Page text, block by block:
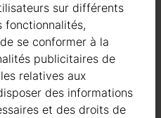
domaine de la fabrication
Au cours de ces
les meilleurs
exclusivement du
provenant de forêts
Nord.
sur différents
fonctionnalités,
se conformer à la
publicitaires de
relatives aux
des informations
et des droits de